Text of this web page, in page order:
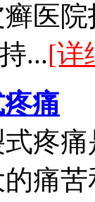
医
...[详
痛
疼
痛